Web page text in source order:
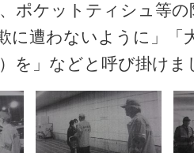
ポケットティシュ等
に遭わないように」「
を」などと呼び掛けま